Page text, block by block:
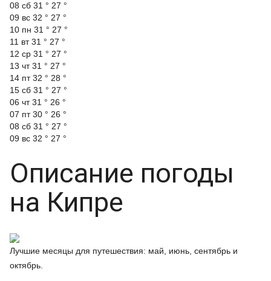
08 сб 31 ° 27 °
09 вс 32 ° 27 °
10 пн 31 ° 27 °
11 вт31 ° 27 °
12 ср 31 ° 27 °
13 чт31 ° 27 °
14 пт32 ° 28 °
15 сб 31 ° 27 °
06 чт31 ° 26 °
07 пт30 ° 26 °
08 сб 31 ° 27 °
09 вс 32 ° 27 °
Описание погоды
на Кипре
Лучшие месяцы для путешествия: май, июнь, сентябрь и
октябрь.